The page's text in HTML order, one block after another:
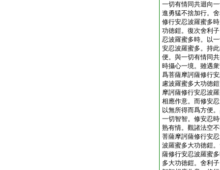
一切有情同共迴向
進勇猛不捨加行。
修行安忍波羅蜜多
功徳鎧。復次舍利
忍波羅蜜多時。以
安忍波羅蜜多。持
便。與一切有情同
時攝心一境。雖遇
爲菩薩摩訶薩修行
慮波羅蜜多大功徳
摩訶薩修行安忍波
相應作意。而修安
以無所得而爲方便
一切智智。修安忍
熟有情。觀諸法空
菩薩摩訶薩修行安
波羅蜜多大功徳鎧
薩修行安忍波羅蜜
多大功徳鎧。舍利